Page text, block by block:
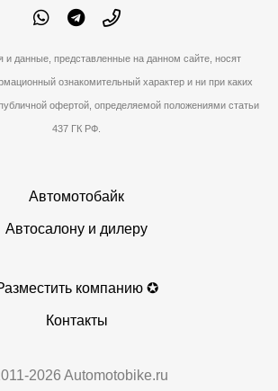
данные, представленные на данном сайте, носят
ознакомительный характер и ни при каких
офертой, определяемой положениями статьи
437 ГК РФ.
Автомотобайк
Автосалону и дилеру
компанию ✪
Контакты
2026 Automotobike.ru